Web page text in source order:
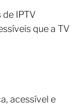
IPTV
que a TV
acessível e